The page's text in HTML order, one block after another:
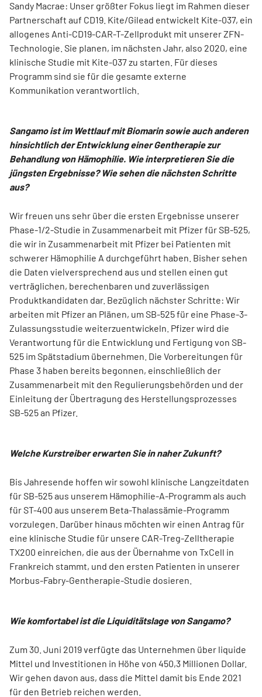
Sandy Macrae: Unser größter Fokus liegt im Rahmen dieser
Partnerschaft auf CD19. Kite/Gilead entwickelt Kite-037, ein
allogenes Anti-CD19-CAR-T-Zellprodukt mit unserer ZFN-
Technologie. Sie planen, im nächsten Jahr, also 2020, eine
klinische Studie mit Kite-037 zu starten. Für dieses
Programm sind sie für die gesamte externe
Kommunikation verantwortlich.
Sangamo ist im Wettlauf mit Biomarin sowie auch anderen
hinsichtlich der Entwicklung einer Gentherapie zur
Behandlung von Hämophilie. Wie interpretieren Sie die
jüngsten Ergebnisse? Wie sehen die nächsten Schritte
aus?
Wir freuen uns sehr über die ersten Ergebnisse unserer
Phase-1/2-Studie in Zusammenarbeit mit Pfizer für SB-525,
die wir in Zusammenarbeit mit Pfizer bei Patienten mit
schwerer Hämophilie A durchgeführt haben. Bisher sehen
die Daten vielversprechend aus und stellen einen gut
verträglichen, berechenbaren und zuverlässigen
Produktkandidaten dar. Bezüglich nächster Schritte: Wir
arbeiten mit Pfizer an Plänen, um SB-525 für eine Phase-3-
Zulassungsstudie weiterzuentwickeln. Pfizer wird die
Verantwortung für die Entwicklung und Fertigung von SB-
525 im Spätstadium übernehmen. Die Vorbereitungen für
Phase 3 haben bereits begonnen, einschließlich der
Zusammenarbeit mit den Regulierungsbehörden und der
Einleitung der Übertragung des Herstellungsprozesses
SB-525 an Pfizer.
Welche Kurstreiber erwarten Sie in naher Zukunft?
Bis Jahresende hoffen wir sowohl klinische Langzeitdaten
für SB-525 aus unserem Hämophilie-­A-Programm als auch
für ST-400 aus unserem Beta-Thalassämie-Programm
vorzulegen. Da­rüber hinaus möchten wir einen Antrag für
eine klinische Studie für unsere CAR-Treg-Zelltherapie
TX200 einreichen, die aus der Übernahme von TxCell in
Frankreich stammt, und den ersten Patienten in unserer
Morbus-Fabry-Gentherapie-Studie dosieren.
Wie komfortabel ist die Liquiditätslage von Sangamo?
Zum 30. Juni 2019 verfügte das Unternehmen über liquide
Mittel und Investitionen in Höhe von 450,3 Millionen Dollar.
Wir gehen davon aus, dass die Mittel damit bis Ende 2021
für den Betrieb reichen werden.